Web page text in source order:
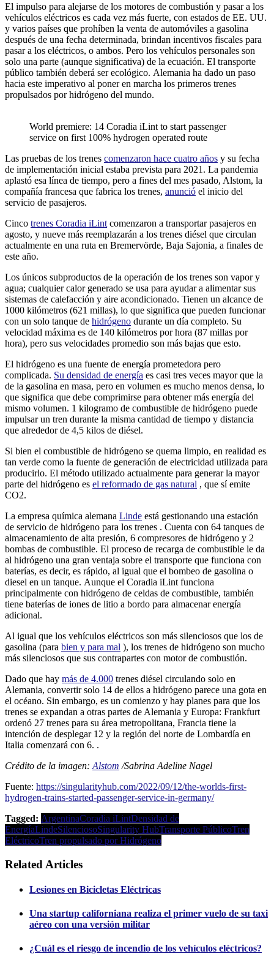
El impulso para alejarse de los motores de combustión y pasar a los
vehículos eléctricos es cada vez más fuerte, con estados de EE. UU.
y varios países que prohíben la venta de automóviles a gasolina
después de una fecha determinada, brindan incentivos fiscales para
pasar a los eléctricos, o ambos. Pero los vehículos personales son
solo una parte (aunque significativa) de la ecuación. El transporte
público también deberá ser ecológico. Alemania ha dado un paso
hacia este imperativo al poner en marcha los primeros trenes
propulsados ​​por hidrógeno del mundo.
World premiere: 14 Coradia iLint to start passenger
service on first 100% hydrogen operated route
Las pruebas de los trenes comenzaron hace cuatro años y su fecha
de implementación inicial estaba prevista para 2021. La pandemia
aplastó esa línea de tiempo, pero a fines del mes pasado, Alstom, la
compañía francesa que fabrica los trenes, anunció el inicio del
servicio de pasajeros.
Cinco trenes Coradia iLint comenzaron a transportar pasajeros en
agosto, y nueve más reemplazarán a los trenes diésel que circulan
actualmente en una ruta en Bremervörde, Baja Sajonia, a finales de
este año.
Los únicos subproductos de la operación de los trenes son vapor y
agua; cualquier calor generado se usa para ayudar a alimentar sus
sistemas de calefacción y aire acondicionado. Tienen un alcance de
1000 kilómetros (621 millas), lo que significa que pueden funcionar
con un solo tanque de hidrógeno durante un día completo. Su
velocidad máxima es de 140 kilómetros por hora (87 millas por
hora), pero sus velocidades promedio son más bajas que esto.
El hidrógeno es una fuente de energía prometedora pero
complicada. Su densidad de energía es casi tres veces mayor que la
de la gasolina en masa, pero en volumen es mucho menos densa, lo
que significa que debe comprimirse para obtener más energía del
mismo volumen. 1 kilogramo de combustible de hidrógeno puede
impulsar un tren durante la misma cantidad de tiempo y distancia
que alrededor de 4,5 kilos de diésel.
Si bien el combustible de hidrógeno se quema limpio, en realidad es
tan verde como la fuente de generación de electricidad utilizada para
producirlo. El método utilizado actualmente para generar la mayor
parte del hidrógeno es el reformado de gas natural , que sí emite
CO2.
La empresa química alemana Linde está gestionando una estación
de servicio de hidrógeno para los trenes . Cuenta con 64 tanques de
almacenamiento de alta presión, 6 compresores de hidrógeno y 2
bombas de combustible. El proceso de recarga de combustible le da
al hidrógeno una gran ventaja sobre el transporte que funciona con
baterías, es decir, es rápido, al igual que el bombeo de gasolina o
diesel en un tanque. Aunque el Coradia iLint funciona
principalmente con hidrógeno de celdas de combustible, también
tiene baterías de iones de litio a bordo para almacenar energía
adicional.
Al igual que los vehículos eléctricos son más silenciosos que los de
gasolina (para bien y para mal ), los trenes de hidrógeno son mucho
más silenciosos que sus contrapartes con motor de combustión.
Dado que hay más de 4.000 trenes diésel circulando solo en
Alemania, convertir solo 14 de ellos a hidrógeno parece una gota en
el océano. Sin embargo, es un comienzo y hay planes para que los
trenes se expandan a otras partes de Alemania y Europa: Frankfurt
ordenó 27 trenes para su área metropolitana, Francia tiene la
intención de desplegar 12 y la región del norte de Lombardía en
Italia comenzará con 6. .
Crédito de la imagen: Alstom /Sabrina Adeline Nagel
Fuente: https://singularityhub.com/2022/09/12/the-worlds-first-
hydrogen-trains-started-passenger-service-in-germany/
Tagged: ArgentinaCoradia iLintDensidad de
EnergíaLindeSilenciosoSingularity HubTransporte PúblicoTren
EléctricoTren propulsado por Hidrógeno
Related Articles
Lesiones en Bicicletas Eléctricas
Una startup californiana realiza el primer vuelo de su taxi
aéreo con una versión militar
¿Cuál es el riesgo de incendio de los vehículos eléctricos?